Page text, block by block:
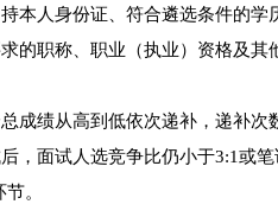
本人身份证、符合遴选条件的学
的职称、职业（执业）资格及其
成绩从高到低依次递补，递补次
，面试人选竞争比仍小于3:1或
。